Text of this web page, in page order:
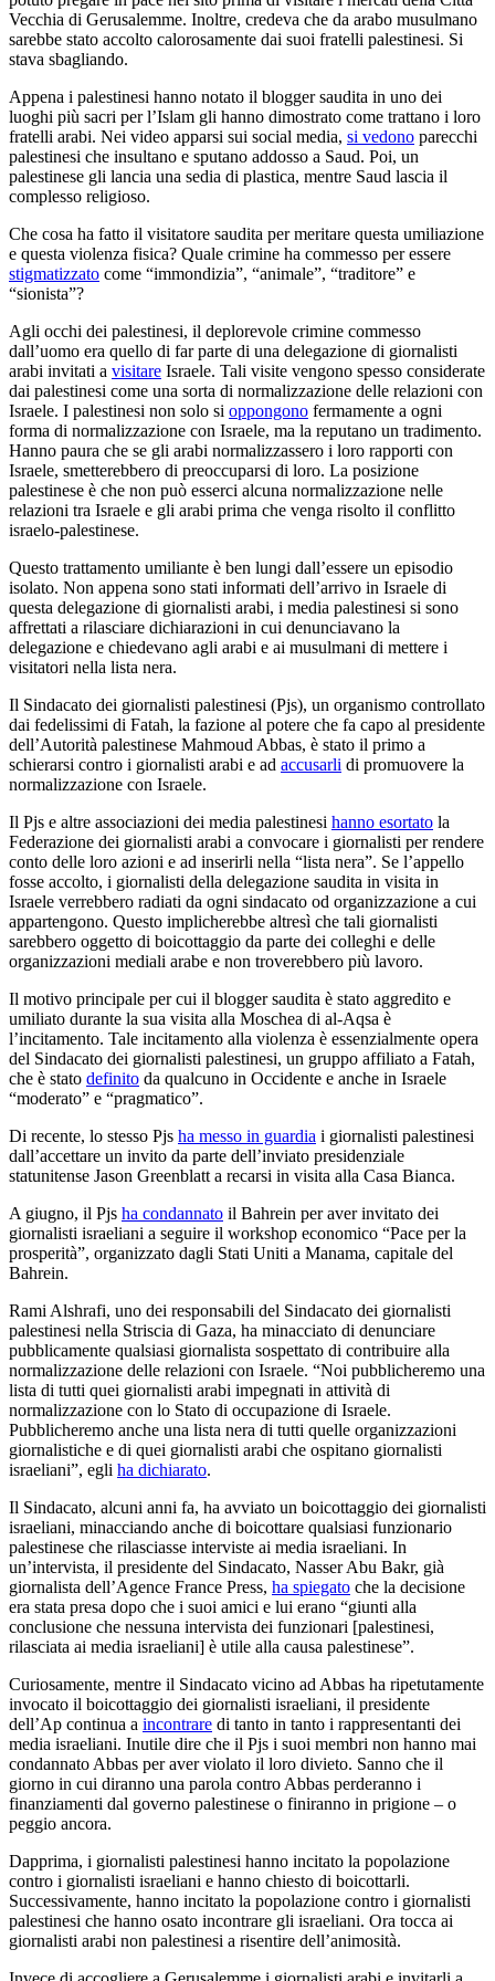
Vecchia di Gerusalemme. Inoltre, credeva che da arabo musulmano
sarebbe stato accolto calorosamente dai suoi fratelli palestinesi. Si
stava sbagliando.
Appena i palestinesi hanno notato il blogger saudita in uno dei
luoghi più sacri per l’Islam gli hanno dimostrato come trattano i loro
fratelli arabi. Nei video apparsi sui social media, si vedono parecchi
palestinesi che insultano e sputano addosso a Saud. Poi, un
palestinese gli lancia una sedia di plastica, mentre Saud lascia il
complesso religioso.
Che cosa ha fatto il visitatore saudita per meritare questa umiliazione
e questa violenza fisica? Quale crimine ha commesso per essere
stigmatizzato come “immondizia”, “animale”, “traditore” e
“sionista”?
Agli occhi dei palestinesi, il deplorevole crimine commesso
dall’uomo era quello di far parte di una delegazione di giornalisti
arabi invitati a visitare Israele. Tali visite vengono spesso considerate
dai palestinesi come una sorta di normalizzazione delle relazioni con
Israele. I palestinesi non solo si oppongono fermamente a ogni
forma di normalizzazione con Israele, ma la reputano un tradimento.
Hanno paura che se gli arabi normalizzassero i loro rapporti con
Israele, smetterebbero di preoccuparsi di loro. La posizione
palestinese è che non può esserci alcuna normalizzazione nelle
relazioni tra Israele e gli arabi prima che venga risolto il conflitto
israelo-palestinese.
Questo trattamento umiliante è ben lungi dall’essere un episodio
isolato. Non appena sono stati informati dell’arrivo in Israele di
questa delegazione di giornalisti arabi, i media palestinesi si sono
affrettati a rilasciare dichiarazioni in cui denunciavano la
delegazione e chiedevano agli arabi e ai musulmani di mettere i
visitatori nella lista nera.
Il Sindacato dei giornalisti palestinesi (Pjs), un organismo controllato
dai fedelissimi di Fatah, la fazione al potere che fa capo al presidente
dell’Autorità palestinese Mahmoud Abbas, è stato il primo a
schierarsi contro i giornalisti arabi e ad accusarli di promuovere la
normalizzazione con Israele.
Il Pjs e altre associazioni dei media palestinesi hanno esortato la
Federazione dei giornalisti arabi a convocare i giornalisti per rendere
conto delle loro azioni e ad inserirli nella “lista nera”. Se l’appello
fosse accolto, i giornalisti della delegazione saudita in visita in
Israele verrebbero radiati da ogni sindacato od organizzazione a cui
appartengono. Questo implicherebbe altresì che tali giornalisti
sarebbero oggetto di boicottaggio da parte dei colleghi e delle
organizzazioni mediali arabe e non troverebbero più lavoro.
Il motivo principale per cui il blogger saudita è stato aggredito e
umiliato durante la sua visita alla Moschea di al-Aqsa è
l’incitamento. Tale incitamento alla violenza è essenzialmente opera
del Sindacato dei giornalisti palestinesi, un gruppo affiliato a Fatah,
che è stato definito da qualcuno in Occidente e anche in Israele
“moderato” e “pragmatico”.
Di recente, lo stesso Pjs ha messo in guardia i giornalisti palestinesi
dall’accettare un invito da parte dell’inviato presidenziale
statunitense Jason Greenblatt a recarsi in visita alla Casa Bianca.
A giugno, il Pjs ha condannato il Bahrein per aver invitato dei
giornalisti israeliani a seguire il workshop economico “Pace per la
prosperità”, organizzato dagli Stati Uniti a Manama, capitale del
Bahrein.
Rami Alshrafi, uno dei responsabili del Sindacato dei giornalisti
palestinesi nella Striscia di Gaza, ha minacciato di denunciare
pubblicamente qualsiasi giornalista sospettato di contribuire alla
normalizzazione delle relazioni con Israele. “Noi pubblicheremo una
lista di tutti quei giornalisti arabi impegnati in attività di
normalizzazione con lo Stato di occupazione di Israele.
Pubblicheremo anche una lista nera di tutti quelle organizzazioni
giornalistiche e di quei giornalisti arabi che ospitano giornalisti
israeliani”, egli ha dichiarato.
Il Sindacato, alcuni anni fa, ha avviato un boicottaggio dei giornalisti
israeliani, minacciando anche di boicottare qualsiasi funzionario
palestinese che rilasciasse interviste ai media israeliani. In
un’intervista, il presidente del Sindacato, Nasser Abu Bakr, già
giornalista dell’Agence France Press, ha spiegato che la decisione
era stata presa dopo che i suoi amici e lui erano “giunti alla
conclusione che nessuna intervista dei funzionari [palestinesi,
rilasciata ai media israeliani] è utile alla causa palestinese”.
Curiosamente, mentre il Sindacato vicino ad Abbas ha ripetutamente
invocato il boicottaggio dei giornalisti israeliani, il presidente
dell’Ap continua a incontrare di tanto in tanto i rappresentanti dei
media israeliani. Inutile dire che il Pjs i suoi membri non hanno mai
condannato Abbas per aver violato il loro divieto. Sanno che il
giorno in cui diranno una parola contro Abbas perderanno i
finanziamenti dal governo palestinese o finiranno in prigione – o
peggio ancora.
Dapprima, i giornalisti palestinesi hanno incitato la popolazione
contro i giornalisti israeliani e hanno chiesto di boicottarli.
Successivamente, hanno incitato la popolazione contro i giornalisti
palestinesi che hanno osato incontrare gli israeliani. Ora tocca ai
giornalisti arabi non palestinesi a risentire dell’animosità.